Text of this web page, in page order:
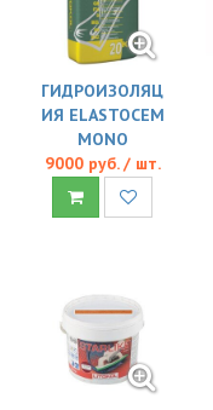
ГИДРОИЗОЛЯЦ
ИЯ ELASTOCEM
MONO
9000 руб. / шт.